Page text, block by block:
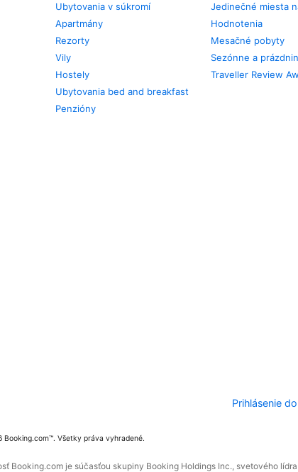
Ubytovania v súkromí
Apartmány
Rezorty
Vily
Hostely
Ubytovania bed and breakfast
Penzióny
Jedinečné miesta
Hodnotenia
Mesačné pobyty
Sezónne a
Traveller Review
Prihlásenie
Všetky práva vyhradené.
Booking.com je súčasťou skupiny Booking Holdings Inc., svetového